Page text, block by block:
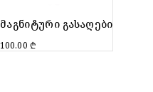
მაგნიტური გასაღები
100.00 ₾